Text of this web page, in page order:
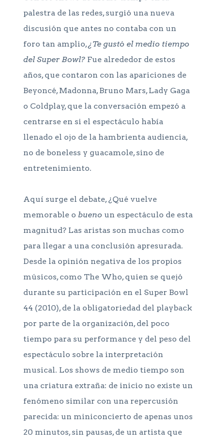
palestra de las redes, surgió una nueva
discusión que antes no contaba con un
foro tan amplio, ¿Te gustó el medio tiempo
del Super Bowl? Fue alrededor de estos
años, que contaron con las apariciones de
Beyoncé, Madonna, Bruno Mars, Lady Gaga
o Coldplay, que la conversación empezó a
centrarse en si el espectáculo había
llenado el ojo de la hambrienta audiencia,
no de boneless y guacamole, sino de
entretenimiento.
Aquí surge el debate, ¿Qué vuelve
memorable o bueno un espectáculo de esta
magnitud? Las aristas son muchas como
para llegar a una conclusión apresurada.
Desde la opinión negativa de los propios
músicos, como The Who, quien se quejó
durante su participación en el Super Bowl
44 (2010), de la obligatoriedad del playback
por parte de la organización, del poco
tiempo para su performance y del peso del
espectáculo sobre la interpretación
musical. Los shows de medio tiempo son
una criatura extraña: de inicio no existe un
fenómeno similar con una repercusión
parecida: un miniconcierto de apenas unos
20 minutos, sin pausas, de un artista que